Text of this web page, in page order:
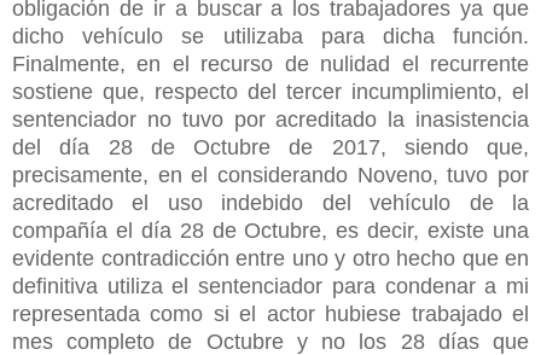
obligación de ir a buscar a los trabajadores ya que
dicho vehículo se utilizaba para dicha función.
Finalmente, en el recurso de nulidad el recurrente
sostiene que, respecto del tercer incumplimiento, el
sentenciador no tuvo por acreditado la inasistencia
del día 28 de Octubre de 2017, siendo que,
precisamente, en el considerando Noveno, tuvo por
acreditado el uso indebido del vehículo de la
compañía el día 28 de Octubre, es decir, existe una
evidente contradicción entre uno y otro hecho que en
definitiva utiliza el sentenciador para condenar a mi
representada como si el actor hubiese trabajado el
mes completo de Octubre y no los 28 días que